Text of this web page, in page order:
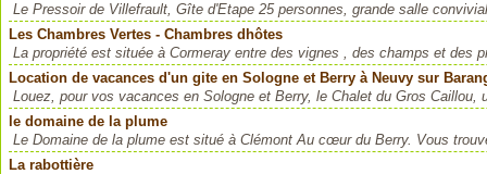
Le Pressoir de Villefrault, Gîte d'Etape 25 personnes, grande salle
Les Chambres Vertes - Chambres dhôtes
La propriété est située à Cormeray entre des vignes , des champs et des
Location de vacances d'un gite en Sologne et Berry à Neuvy sur
Louez, pour vos vacances en Sologne et Berry, le Chalet du Gros
le domaine de la plume
Le Domaine de la plume est situé à Clémont Au cœur du Berry. Vous
La rabottière